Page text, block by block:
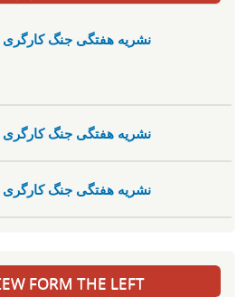
نشریە هفتگی جنگ کارگری
نشریە هفتگی جنگ کارگری
نشریە هفتگی جنگ کارگری
FORM THE LEFT